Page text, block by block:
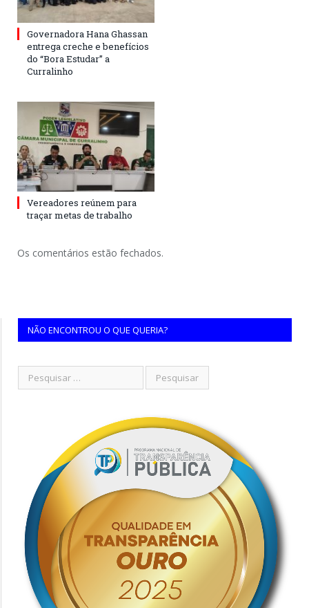
Governadora Hana Ghassan
entrega creche e benefícios
do “Bora Estudar” a
Curralinho
Vereadores reúnem para
traçar metas de trabalho
Os comentários estão fechados.
NÃO ENCONTROU O QUE QUERIA?